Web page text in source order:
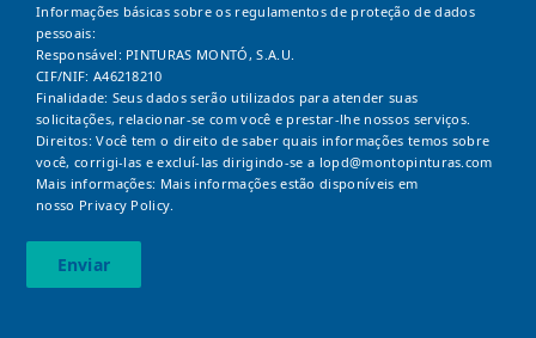
Informações básicas sobre os regulamentos de proteção de dados
pessoais:
Responsável: PINTURAS MONTÓ, S.A.U.
CIF/NIF: A46218210
Finalidade: Seus dados serão utilizados para atender suas
solicitações, relacionar-se com você e prestar-lhe nossos serviços.
Direitos: Você tem o direito de saber quais informações temos sobre
você, corrigi-las e excluí-las dirigindo-se a lopd@montopinturas.com
Mais informações: Mais informações estão disponíveis em
nosso Privacy Policy.
Enviar